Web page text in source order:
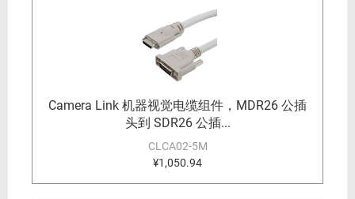
Camera Link 机器视觉电缆组件，MDR26 公插
头到 SDR26 公插...
CLCA02-5M
¥1,050.94